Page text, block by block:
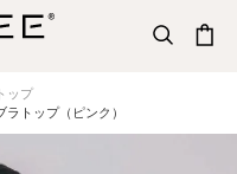
ップ
ラトップ（ピンク）